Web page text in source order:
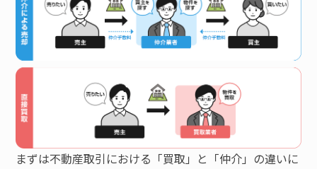
まずは不動産取引における「買取」と「仲介」の違いに